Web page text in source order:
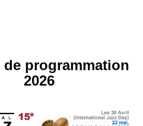
de programmation
2026